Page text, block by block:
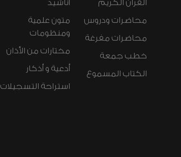
القرآن الكريم
محاضرات ودروس
محاضرات مفرغة
خطب جمعة
الكتاب المسموع
أناشيد
متون علمية
ومنظومات
مختارات من الأذان
أدعية و أذكار
استراحة التسجيلات